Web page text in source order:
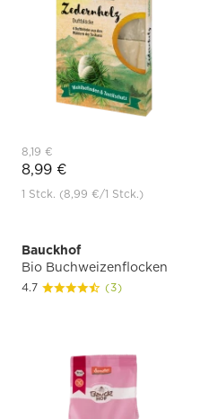
8,19 €
8,99 €
1 Stck. (8,99 €/1 Stck.)
Bauckhof
Bio Buchweizenflocken
4.7 (3)